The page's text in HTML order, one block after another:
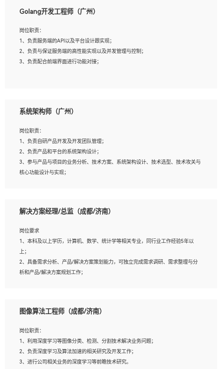
2、熟悉PostgreSQL、redis、MongoDB、ElasticSearch等开源数据库运维管理，拥
3、熟悉Oracle、MySQL、SQLServer中一种或多种优先。
4、熟悉Hadoop、HBASE、Spark等大数据平台优先。
5、熟悉linux或任意一种unix操作系统，如有较强操作系统侧工作经验者优先。
6、具备丰富的项目实施经验，较强的自我学习能力。
Golang开发工程师（广州）
岗位职责：
1、负责服务端的API以及平台设计跟实现；
2、负责与保证服务端的高性能实现以及并发管理与控制；
3、负责配合前端界面进行功能对接；
2、1年以上Golang开发工作经验，能独立完成相应项目开发；
与实现，熟悉常用开源框架及设计模式；
4、熟悉Golang、连接池、消息队列等组件使用、熟悉后端开发、测试、调试流程跟
工具使用；
5、对技术有激情，喜欢钻研，能快速接受和掌握新技术，学习能力和工作责任心
强，良好的沟通表达能力和团队协作能力。
系统架构师（广州）
岗位职责：
1、负责自研产品开发及开发团队管理；
2、负责产品和平台的系统架构设计；
3、参与产品与项目的业务分析、技术方案、系统架构设计、技术选型、技术攻关与
核心功能设计与实现；
岗位要求：
1、全日制统招本科及以上学历，计算机相关专业毕业，5年以上开发工作经验；
2、具有扎实的java编程功底和良好的编码习惯，有分布式、多线程及高并发系统开
发经验和性能调优经验尤佳；熟悉JVM调优；掌握基础中间件、基础架构方案和云
平台、云产品功能特性，熟练使用相关平台的功能和了解其背后实现机制；
研发管理流程建设经验；
常用框架和技术Springboot、Shiro、springcloud等；熟悉Linux常用命令和了解常
用脚本语言，较丰富的线上系统运维经验，复杂问题排查思路清晰。
解决方案经理/总监（成都/济南）
岗位要求
1、本科及以上学历，计算机、数学、统计学等相关专业，同行业工作经验5年以
上；
2、具备需求分析、产品/解决方案策划能力，可独立完成需求调研、需求整理与分
析和产品/解决方案规划工作；
出相关的解决方案，包括视频分析、图像识别、NLP、OCR、机器学习等；
AI算法框架，对人脸识别、目标检测、图像识别、OCR、NLP等AI算法有深刻理
解。具有AI平台级产品/解决方案从业经验者优先。具有大数据技术背景者优先；
6、具备良好的客户意识与沟通能力，善于学习思考、创新与团队协作，认真负责、
执行力与抗压力强。
图像算法工程师（成都/济南）
岗位职责：
1、利用深度学习等图像分类、检测、分割技术解决业务问题；
2、负责深度学习及算法加速的相关研究及开发工作；
3、进行公司相关业务的深度学习等前瞻技术研究。